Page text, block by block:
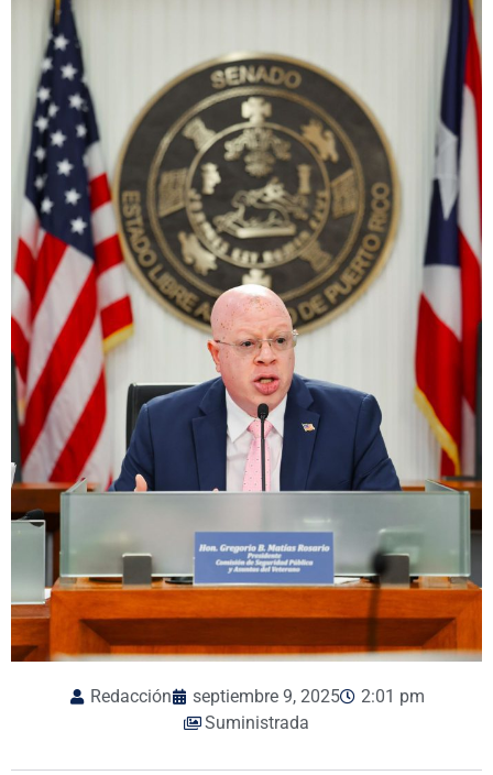
Redacción septiembre 9, 2025
2:01 pm
Suministrada